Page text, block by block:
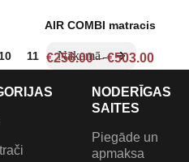
AIR COMBI matracis
€256.00 – €503.00
10 11 →
NODERĪGAS
SAITES
Piegāde un
apmaksa